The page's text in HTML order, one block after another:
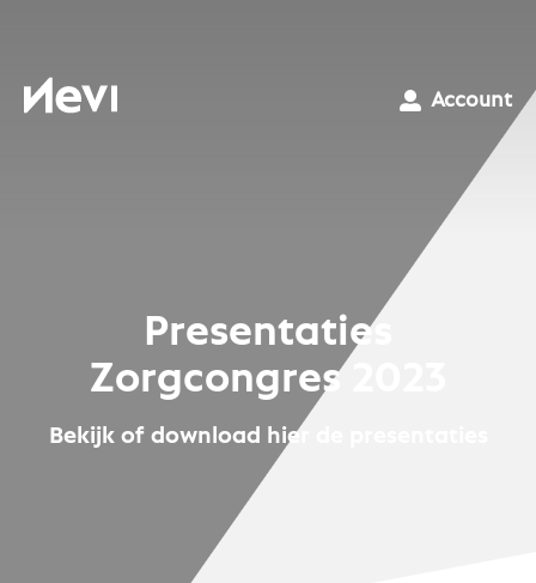
Nevi
Account
Presentaties
Zorgcongres 2023
Bekijk of download hier de presentaties